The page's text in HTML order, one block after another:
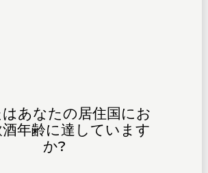
la douceur naturelle du foie
combinaison crée une
douce et équilibrée en bouche,
se fondent sans s’écraser.
あなたの居住国にお
年齢に達しています
か?